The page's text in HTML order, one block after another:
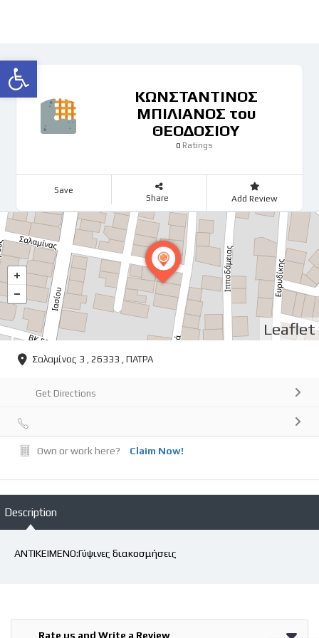
Ανοίξτε τη γραμμή εργαλείων
ΚΩΝΣΤΑΝΤΙΝΟΣ
ΜΠΙΛΙΑΝΟΣ του
ΘΕΟΔΟΣΙΟΥ
0Ratings
Save
Share Add Review
Leaflet
Σαλαμίνος 3 , 26333 , ΠΑΤΡΑ
Get Directions
Own or work here? Claim Now!
Description
ΑΝΤΙΚΕΙΜΕΝΟ:Γύψινες διακοσμήσεις
Rate us and Write a Review